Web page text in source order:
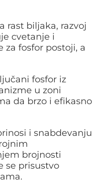
rast biljaka, razvoj
cvetanje i
za fosfor postoji, a
fosfor iz
u zoni
da brzo i efikasno
i snabdevanju
brojnosti
se prisustvo